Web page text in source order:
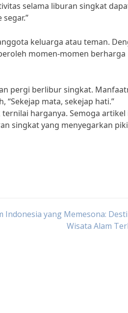
selama liburan singkat
keluarga atau teman.
momen-momen berharga
pergi berlibur singkat.
mata, sekejap hati.”
harganya. Semoga artikel
singkat yang menyegarkan
Indonesia yang Memesona:
Wisata Alam